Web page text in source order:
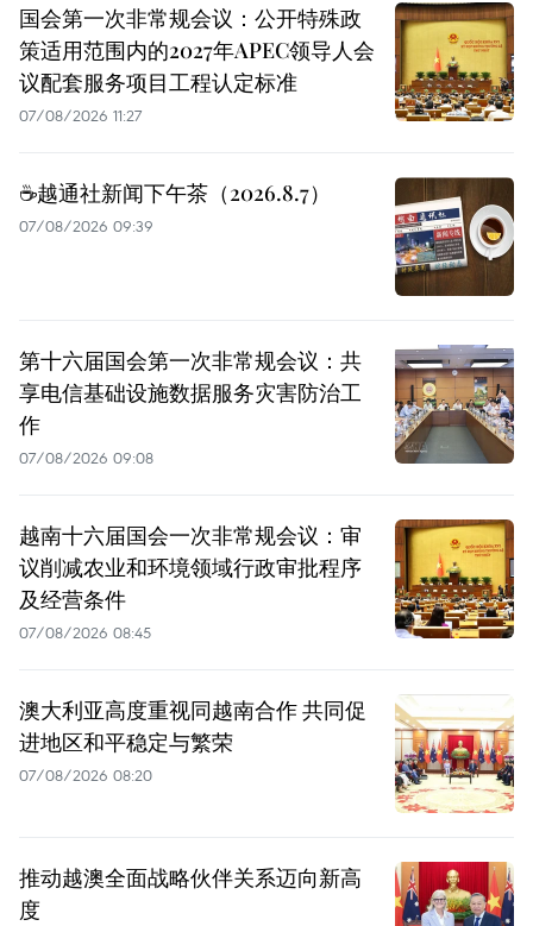
国会第一次非常规会议：公开特殊政
策适用范围内的2027年APEC领导人会
议配套服务项目工程认定标准
07/08/2026 11:27
☕️越通社新闻下午茶（2026.8.7）
07/08/2026 09:39
第十六届国会第一次非常规会议：共
享电信基础设施数据服务灾害防治工
作
07/08/2026 09:08
越南十六届国会一次非常规会议：审
议削减农业和环境领域行政审批程序
及经营条件
07/08/2026 08:45
澳大利亚高度重视同越南合作 共同促
进地区和平稳定与繁荣
07/08/2026 08:20
推动越澳全面战略伙伴关系迈向新高
度